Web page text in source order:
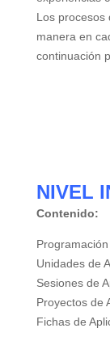
Los procesos
manera en
continuación
NIVEL
Contenido:
Unidades de
Sesiones de
Proyectos de
Fichas de